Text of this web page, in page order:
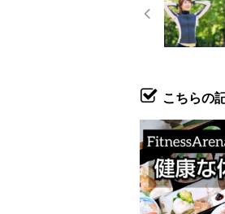
こちらの